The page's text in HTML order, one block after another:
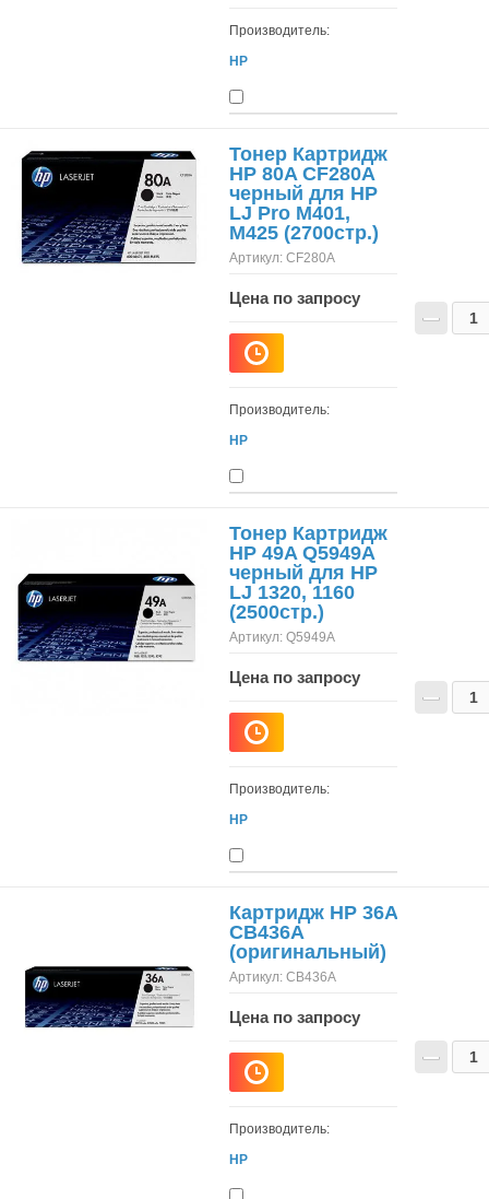
Производитель:
HP
Тонер Картридж
HP 80A CF280A
черный для HP
LJ Pro M401,
M425 (2700стр.)
Артикул: CF280A
Цена по запросу
Производитель:
HP
−
Тонер Картридж
HP 49A Q5949A
черный для HP
LJ 1320, 1160
(2500стр.)
Артикул: Q5949A
Цена по запросу
Производитель:
HP
−
Картридж HP 36A
CB436A
(оригинальный)
Артикул: CB436A
Цена по запросу
Производитель:
HP
−